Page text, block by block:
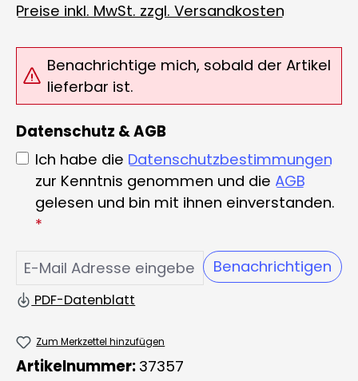
Preise inkl. MwSt. zzgl. Versandkosten
Benachrichtige mich, sobald der Artikel
lieferbar ist.
Datenschutz & AGB
Ich habe die Datenschutzbestimmungen
zur Kenntnis genommen und die AGB
gelesen und bin mit ihnen einverstanden.
*
Benachrichtigen
PDF-Datenblatt
Zum Merkzettel hinzufügen
Artikelnummer: 37357